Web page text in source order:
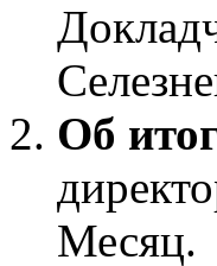
Об
Месяц.